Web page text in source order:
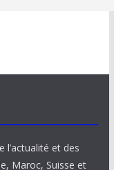
l’actualité et des
Maroc, Suisse et